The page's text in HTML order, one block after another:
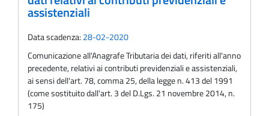
assistenziali
Data scadenza: 28-02-2020
Comunicazione all'Anagrafe Tributaria dei dati, riferiti all'anno
precedente, relativi ai contributi previdenziali e assistenziali,
ai sensi dell'art. 78, comma 25, della legge n. 413 del 1991
(come sostituito dall'art. 3 del D.Lgs. 21 novembre 2014, n.
175)